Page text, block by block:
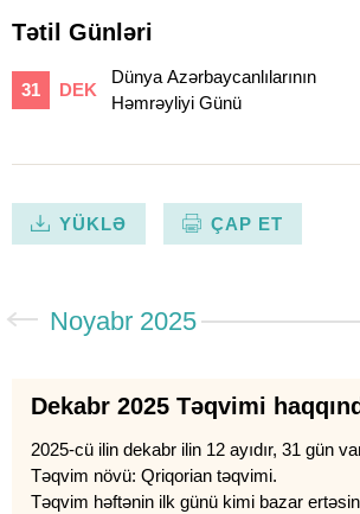
Tətil Günləri
31 DEK
Dünya Azərbaycanlılarının
Həmrəyliyi Günü
YÜKLƏ ÇAP ET
Noyabr 2025
Dekabr 2025 Təqvimi
2025-cü ilin dekabr ilin 12 ayıdır, 31 gün
Təqvim növü: Qriqorian təqvimi.
Təqvim həftənin ilk günü kimi bazar